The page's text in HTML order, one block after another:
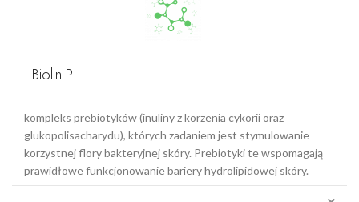
Biolin P
kompleks prebiotyków (inuliny z korzenia cykorii oraz
glukopolisacharydu), których zadaniem jest stymulowanie
korzystnej flory bakteryjnej skóry. Prebiotyki te wspomagają
prawidłowe funkcjonowanie bariery hydrolipidowej skóry.